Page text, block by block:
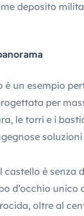
deposito
è un esempio
per
le torri e i
soluzioni
è senza
d’occhio
oltre al